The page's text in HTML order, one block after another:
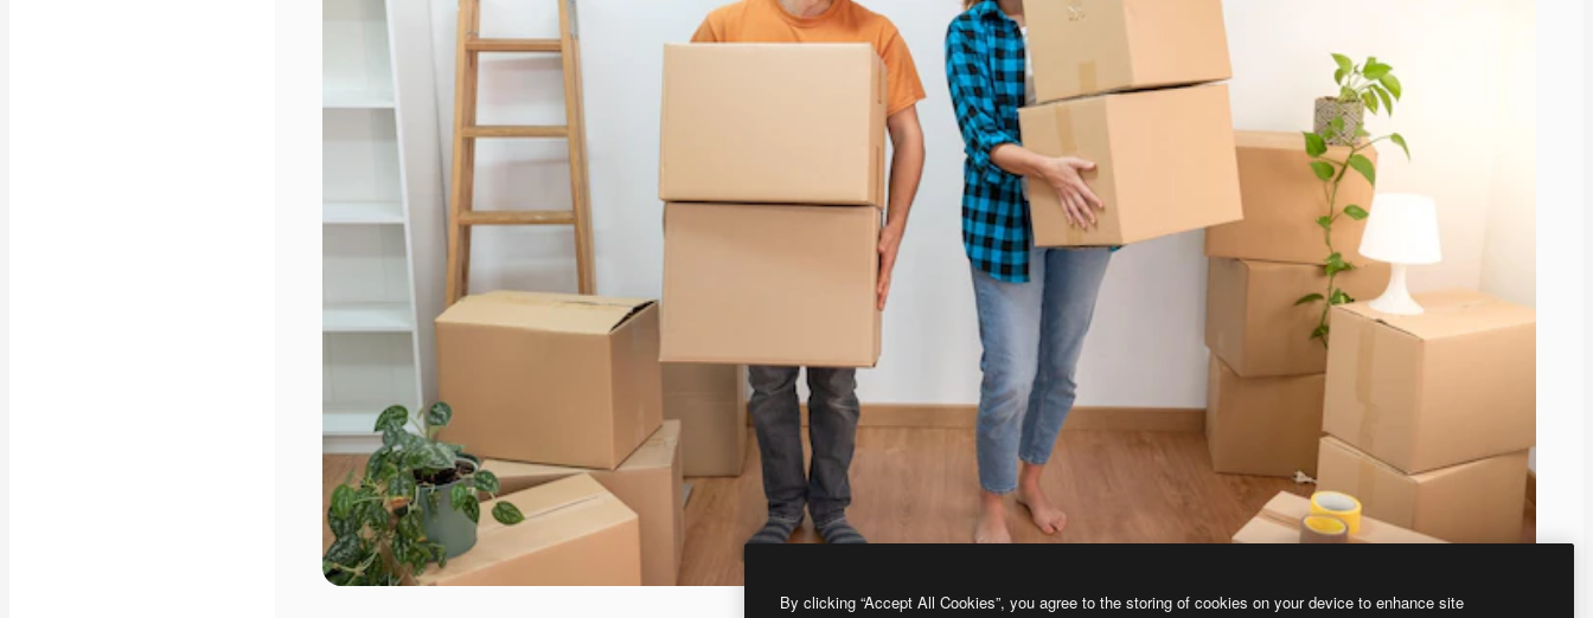
By clicking “Accept All Cookies”, you agree to the storing of cookies on your device to enhance site